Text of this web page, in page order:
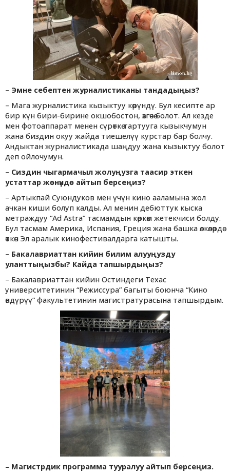
– Эмне себептен журналистиканы тандадыңыз?
– Мага журналистика кызыктуу көрүндү. Бул кесипте ар
бир күн бири-бирине окшобостон, өзгөчө болот. Ал кезде
мен фотоаппарат менен сүрөткө тартууга кызыкчумун
жана биздин окуу жайда тиешелүү курстар бар болчу.
Андыктан журналистикада шаңдуу жана кызыктуу болот
деп ойлочумун.
– Сиздин чыгармачыл жолуңузга таасир эткен
устаттар жөнүндө айтып берсеңиз?
– Артыкпай Суюндуков мен үчүн кино ааламына жол
ачкан киши болуп калды. Ал менин дебюттук кыска
метраждуу “Ad Astra” тасмамдын көркөм жетекчиси болду.
Бул тасмам Америка, Испания, Греция жана башка өлкөлөрдө
өткөн Эл аралык кинофестивалдарга катышты.
– Бакалавриаттан кийин билим алууңузду
уланттыңызбы? Кайда тапшырдыңыз?
– Бакалавриаттан кийин Остиндеги Техас
университетинин “Режиссура” багыты боюнча “Кино
өндүрүү” факультетинин магистратурасына тапшырдым.
– Магистрдик программа тууралуу айтып берсеңиз.